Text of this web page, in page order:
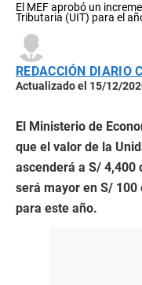
El MEF aprobó un
Tributaria (UIT) para el
REDACCIÓN DIARIO
Actualizado el 15/12/
El Ministerio de
que el valor de la
ascenderá a S/ 4,400
será mayor en S/
para este año.